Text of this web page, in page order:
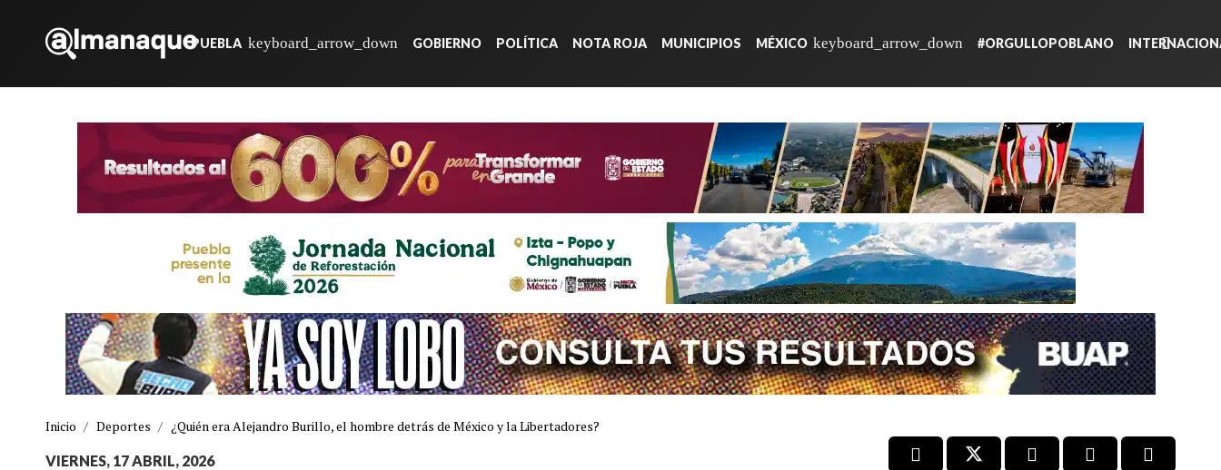
PUEBLA GOBIERNO POLÍTICA NOTA ROJA MUNICIPIOS MÉXICO #ORGULLOPOBLANO
Inicio / Deportes / ¿Quién era Alejandro Burillo, el hombre detrás de México y la Libertadores?
VIERNES, 17 ABRIL, 2026